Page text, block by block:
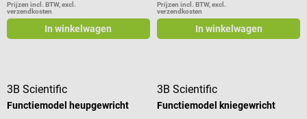
Prijzen incl. BTW, excl.
verzendkosten
In winkelwagen
Prijzen incl. BTW, excl.
verzendkosten
In winkelwagen
3B Scientific
Functiemodel heupgewricht
3B Scientific
Functiemodel kniegewricht